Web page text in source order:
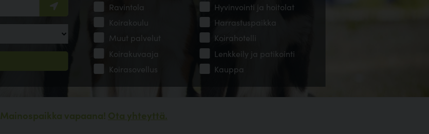
Ravintola
Hyvinvointi ja hoitolat
Koirakoulu
Harrastuspaikka
Muut palvelut
Koirahotelli
Koirakuvaaja
Lenkkeily ja patikointi
Koirasovellus
Kauppa
Mainospaikka vapaana! Ota yhteyttä.